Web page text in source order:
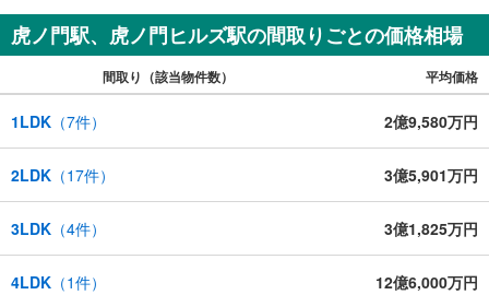
ご案内・詳細な資料のご請求はお気軽にどうぞ♪
お気軽にお問い合わせください。
虎ノ門駅、虎ノ門ヒルズ駅の間取りごとの価格相場
間取り（該当物件数） 平均価格
1LDK （7件） 2億9,580万円
2LDK （17件） 3億5,901万円
3LDK （4件） 3億1,825万円
4LDK （1件） 12億6,000万円